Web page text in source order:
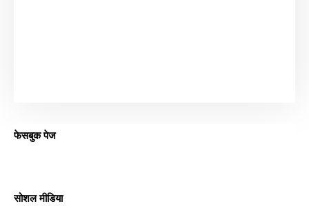
फेसबुक पेज
सोशल मीडिया